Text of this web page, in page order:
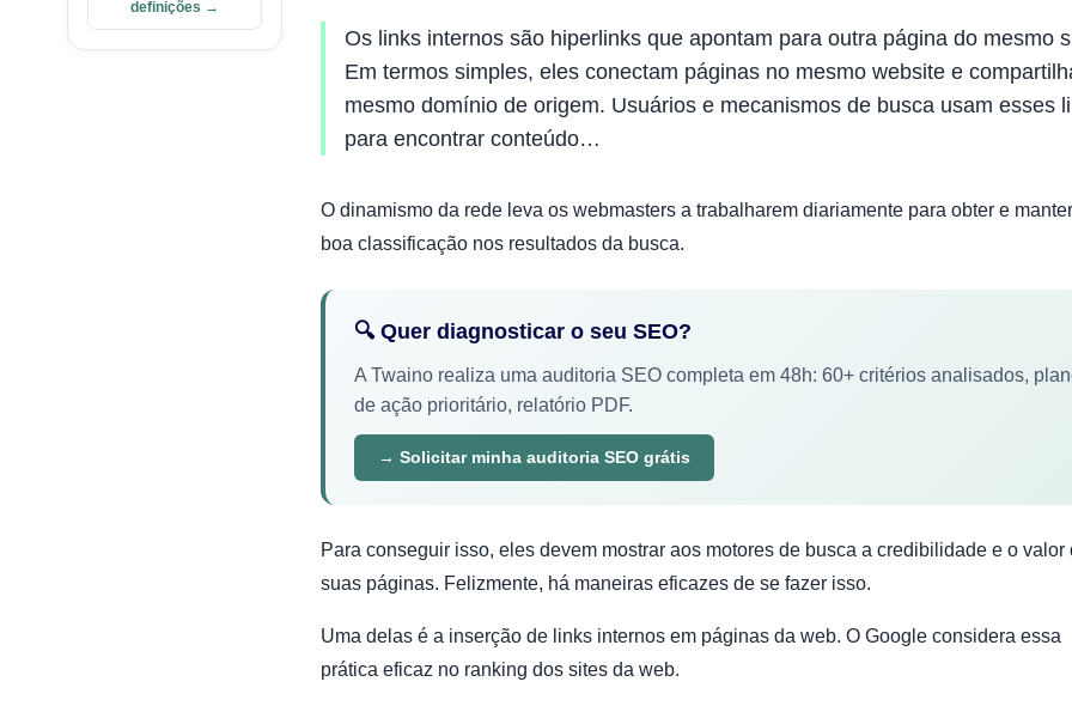
definições →
Os links internos são hiperlinks que apontam para outra página do mesmo
Em termos simples, eles conectam páginas no mesmo website e
mesmo domínio de origem. Usuários e mecanismos de busca usam esses
para encontrar conteúdo…
O dinamismo da rede leva os webmasters a trabalharem diariamente para obter e
boa classificação nos resultados da busca.
🔍 Quer diagnosticar o seu SEO?
A Twaino realiza uma auditoria SEO completa em 48h: 60+ critérios analisados,
de ação prioritário, relatório PDF.
→ Solicitar minha auditoria SEO grátis
Para conseguir isso, eles devem mostrar aos motores de busca a credibilidade e o valor
suas páginas. Felizmente, há maneiras eficazes de se fazer isso.
Uma delas é a inserção de links internos em páginas da web. O Google considera essa
prática eficaz no ranking dos sites da web.